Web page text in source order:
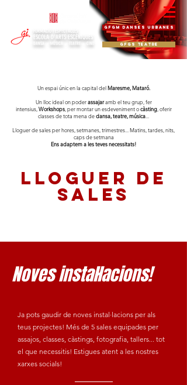
FORMACIÓ I ESPECTACLES
ESCOLA D'ARTS ESCÈNIQUES
DANSA · MÚSICA · TEATRE · CINE
GFGM DANSES URBANES
GFGS TEATRE
Un espai únic en la capital delMaresme, Mataró.
Un lloc ideal on poderassajaramb el teu grup, fer
intensius, Workshops, per montar un esdeveniment ocàsting, oferir
classes de tota mena dedansa, teatre, música
Lloguer de sales per hores, setmanes, trimestres... Matins, tardes, nits,
caps de setmana
Ens adaptem a les teves necessitats!
LLOGUER DE
SALES
Noves instal·lacions!
Ja pots gaudir de noves instal·lacions per als
teus projectes! Més de 5 sales equipades per
assajos, classes, càstings, fotografia, tallers... tot
el que necessitis! Estigues atent a les nostres
xarxes socials!